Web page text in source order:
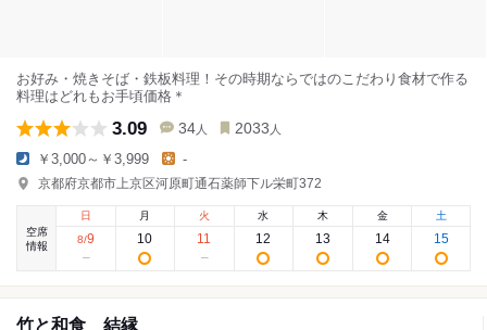
お好み・焼きそば・鉄板料理！その時期ならではのこだわり食材で作る
料理はどれもお手頃価格＊
3.09 34 人 2033 人
￥3,000～￥3,999 -
京都府京都市上京区河原町通石薬師下ル栄町372
空席
情報
日
8/9
月
10
火
11
水
12
木
13
金
14
土
15
竹と和食 結縁